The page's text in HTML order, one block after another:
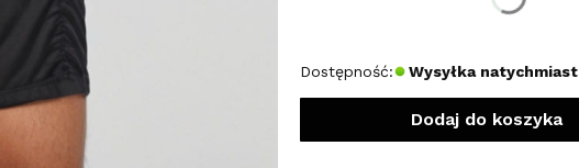
Dostępność: Wysyłka natychmiast
Dodaj do koszyka